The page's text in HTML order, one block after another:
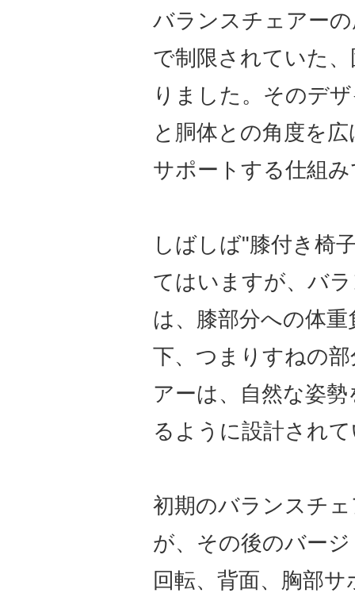
バランスチェアー
で制限されていた
りました。そのデ
と胴体との角度を
サポートする仕組
しばしば"膝付き椅
てはいますが、バ
は、膝部分への体
下、つまりすねの
アーは、自然な姿
るように設計され
初期のバランスチ
が、その後のバー
回転、背面、胸部